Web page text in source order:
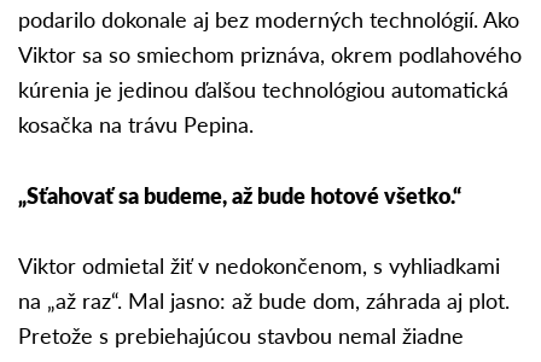
podarilo dokonale aj bez moderných technológií. Ako
Viktor sa so smiechom priznáva, okrem podlahového
kúrenia je jedinou ďalšou technológiou automatická
kosačka na trávu Pepina.
„Sťahovať sa budeme, až bude hotové všetko.“
Viktor odmietal žiť v nedokončenom, s vyhliadkami
na „až raz“. Mal jasno: až bude dom, záhrada aj plot.
Pretože s prebiehajúcou stavbou nemal žiadne